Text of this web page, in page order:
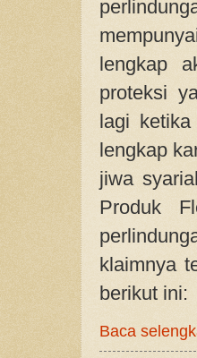
lengkap
proteksi
lagi
lengkap
jiwa
Produk
klaimnya
berikut ini:
Baca